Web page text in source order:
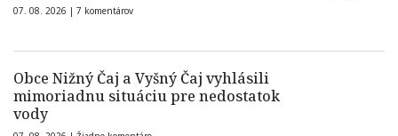
07. 08. 2026 | 7 komentárov
Obce Nižný Čaj a Vyšný Čaj vyhlásili
mimoriadnu situáciu pre nedostatok
vody